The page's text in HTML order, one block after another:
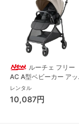
ルーチェ フリー
AC A型ベビーカー アッ
プリカ(Aprica) A型ベビ
ーカー アップリカ
(Aprica)
レンタル
10,087円